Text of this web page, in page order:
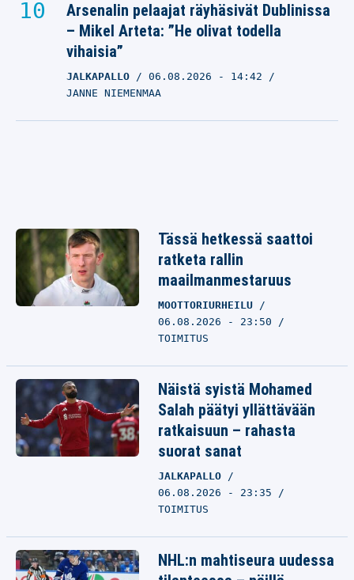
Arsenalin pelaajat räyhäsivät Dublinissa
– Mikel Arteta: ”He olivat todella
vihaisia”
JALKAPALLO 06.08.2026 - 14:42
JANNE NIEMENMAA
Tässä hetkessä saattoi
ratketa rallin
maailmanmestaruus
MOOTTORIURHEILU
06.08.2026 - 23:50
TOIMITUS
Näistä syistä Mohamed
Salah päätyi yllättävään
ratkaisuun – rahasta
suorat sanat
JALKAPALLO
06.08.2026 - 23:35
TOIMITUS
NHL:n mahtiseura uudessa